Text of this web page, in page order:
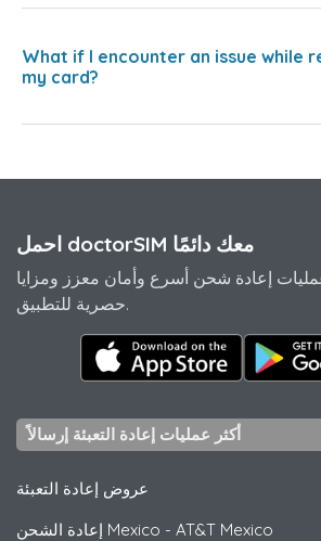
What if I encounter an issue while
my card?
احمل doctorSIM معك دائمًا
إعادة شحن أسرع وأمان معزز ومزايا
حصرية للتطبيق.
أكثر عمليات إعادة التعبئة إرسالاً
عروض إعادة التعبئة
إعادة الشحن Mexico - AT&T Mexico